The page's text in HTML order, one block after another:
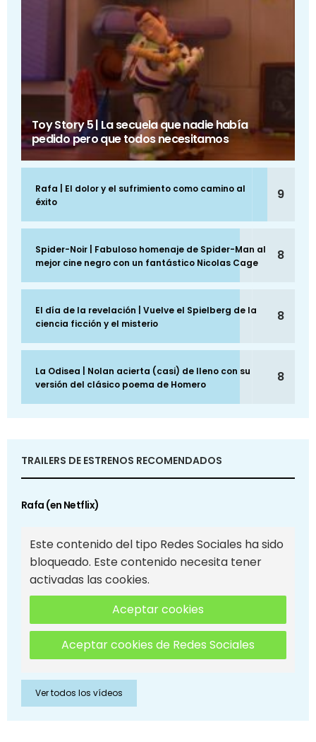
Toy Story 5 | La secuela que nadie había
pedido pero que todos necesitamos
Rafa | El dolor y el sufrimiento como camino al
éxito
9
Spider-Noir | Fabuloso homenaje de Spider-Man al
mejor cine negro con un fantástico Nicolas Cage
8
El día de la revelación | Vuelve el Spielberg de la
ciencia ficción y el misterio
8
La Odisea | Nolan acierta (casi) de lleno con su
versión del clásico poema de Homero
8
TRAILERS DE ESTRENOS RECOMENDADOS
Rafa (en Netflix)
Este contenido del tipo Redes Sociales ha sido
bloqueado. Este contenido necesita tener
activadas las cookies.
Aceptar cookies
Aceptar cookies de Redes Sociales
Ver todos los vídeos